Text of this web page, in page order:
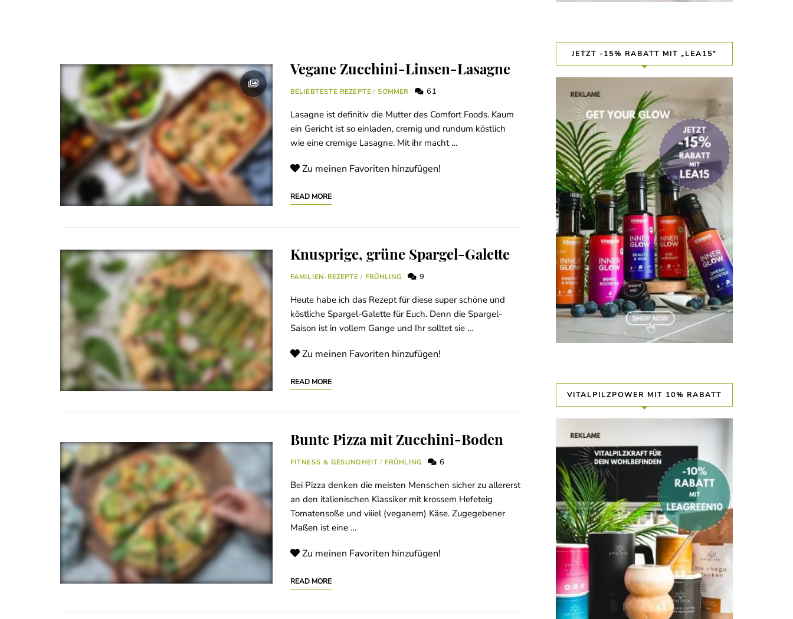
Vegane Zucchini-Linsen-Lasagne
BELIEBTESTE REZEPTE/ SOMMER 61
Lasagne ist definitiv die Mutter des Comfort Foods. Kaum
ein Gericht ist so einladen, cremig und rundum köstlich
wie eine cremige Lasagne. Mit ihr macht …
Zu meinen Favoriten hinzufügen!
READ MORE
Knusprige, grüne Spargel-Galette
FAMILIEN-REZEPTE / FRÜHLING 9
Heute habe ich das Rezept für diese super schöne und
köstliche Spargel-Galette für Euch. Denn die Spargel-
Saison ist in vollem Gange und Ihr solltet sie …
Zu meinen Favoriten hinzufügen!
READ MORE
Bunte Pizza mit Zucchini-Boden
FITNESS & GESUNDHEIT / FRÜHLING 6
Bei Pizza denken die meisten Menschen sicher zu allererst
an den italienischen Klassiker mit krossem Hefeteig
Tomatensoße und viiiel (veganem) Käse. Zugegebener
Maßen ist eine …
Zu meinen Favoriten hinzufügen!
READ MORE
JETZT -15% RABATT MIT „LEA15“
VITALPILZPOWER MIT 10% RABATT